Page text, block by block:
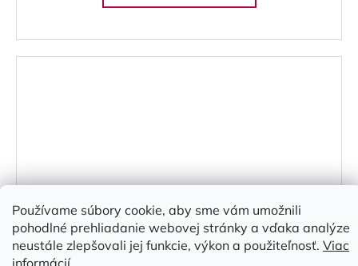
Používame súbory cookie, aby sme vám umožnili
pohodlné prehliadanie webovej stránky a vďaka analýze
neustále zlepšovali jej funkcie, výkon a použiteľnosť. Viac
informácií